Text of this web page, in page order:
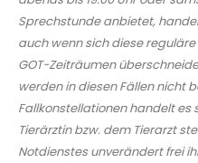
Sprechstunde anbietet,
auch wenn sich diese
GOT-Zeiträumen
werden in diesen Fällen nicht
Fallkonstellationen handelt es
Tierärztin bzw. dem Tierarzt
Notdienstes unverändert frei